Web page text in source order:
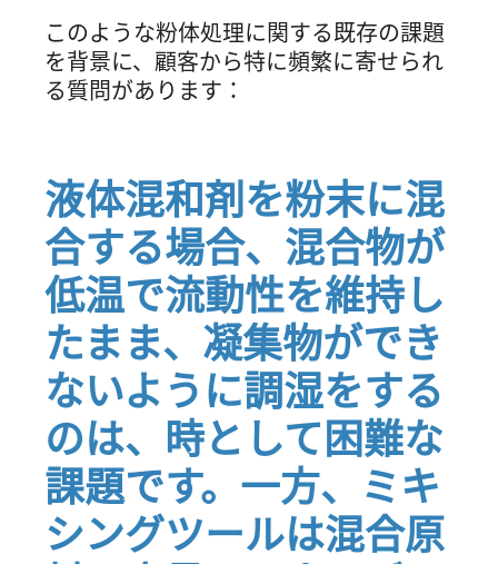
このような粉体処理に関する既存の課題
を背景に、顧客から特に頻繁に寄せられ
る質問があります：
液体混和剤を粉末に混
合する場合、混合物が
低温で流動性を維持し
たまま、凝集物ができ
ないように調湿をする
のは、時として困難な
課題です。一方、ミキ
シングツールは混合原